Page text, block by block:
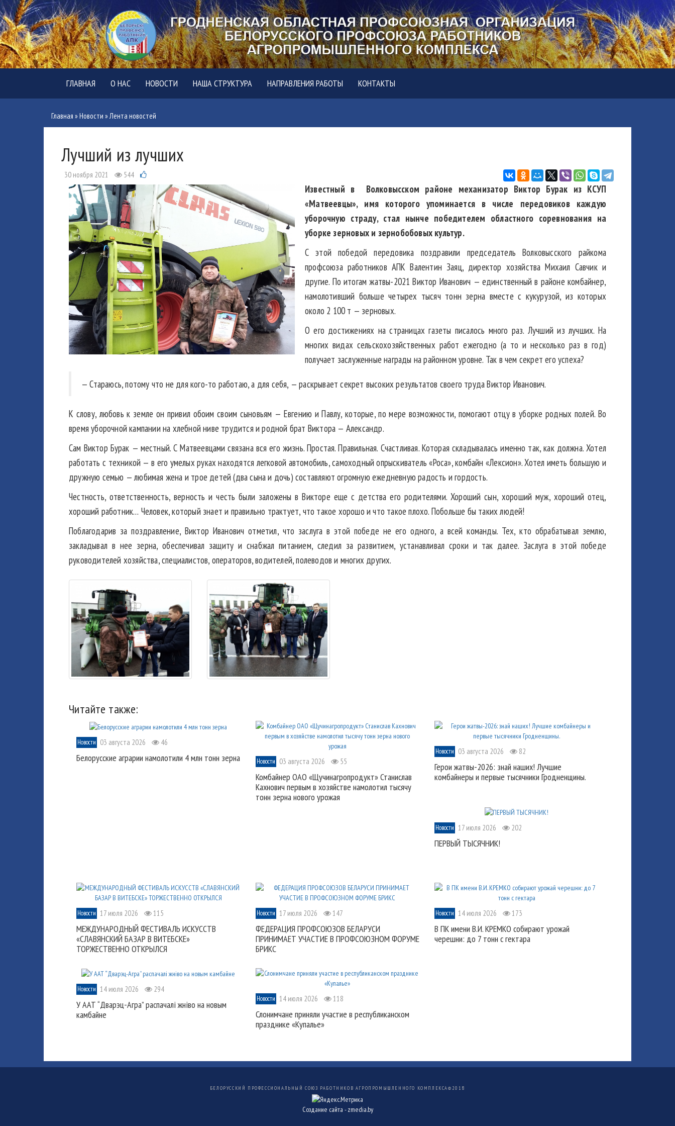
ГЛАВНАЯ О НАС НОВОСТИ НАША СТРУКТУРА НАПРАВЛЕНИЯ РАБОТЫ КОНТАКТЫ
Главная »Новости »Лента новостей
Лучший из лучших
30 ноября 2021 544
Известный в Волковысском районе механизатор Виктор Бурак из КСУП
«Матвеевцы», имя которого упоминается в числе передовиков каждую
уборочную страду, стал нынче победителем областного соревнования на
уборке зерновых и зернобобовых культур.
С этой победой передовика поздравили председатель Волковысского райкома
профсоюза работников АПК Валентин Заяц, директор хозяйства Михаил Савчик и
другие. По итогам жатвы-2021 Виктор Иванович — единственный в районе комбайнер,
намолотивший больше четырех тысяч тонн зерна вместе с кукурузой, из которых
около 2 100 т — зерновых.
О его достижениях на страницах газеты писалось много раз. Лучший из лучших. На
многих видах сельскохозяйственных работ ежегодно (а то и несколько раз в год)
получает заслуженные награды на районном уровне. Так в чем секрет его успеха?
— Стараюсь, потому что не для кого-то работаю, а для себя, — раскрывает секрет высоких результатов своего труда Виктор Иванович.
К слову, любовь к земле он привил обоим своим сыновьям — Евгению и Павлу, которые, по мере возможности, помогают отцу в уборке родных полей. Во
время уборочной кампании на хлебной ниве трудится и родной брат Виктора — Александр.
Сам Виктор Бурак — местный. С Матвеевцами связана вся его жизнь. Простая. Правильная. Счастливая. Которая складывалась именно так, как должна. Хотел
работать с техникой — в его умелых руках находятся легковой автомобиль, самоходный опрыскиватель «Роса», комбайн «Лексион». Хотел иметь большую и
дружную семью — любимая жена и трое детей (два сына и дочь) составляют огромную ежедневную радость и гордость.
Честность, ответственность, верность и честь были заложены в Викторе еще с детства его родителями. Хороший сын, хороший муж, хороший отец,
хороший работник… Человек, который знает и правильно трактует, что такое хорошо и что такое плохо. Побольше бы таких людей!
Поблагодарив за поздравление, Виктор Иванович отметил, что заслуга в этой победе не его одного, а всей команды. Тех, кто обрабатывал землю,
закладывал в нее зерна, обеспечивал защиту и снабжал питанием, следил за развитием, устанавливал сроки и так далее. Заслуга в этой победе
руководителей хозяйства, специалистов, операторов, водителей, полеводов и многих других.
Читайте также:
Новости 03 августа 2026 46
Белорусские аграрии намолотили 4 млн тонн зерна Новости 03 августа 2026 55
Комбайнер ОАО «Щучинагропродукт» Станислав
Кахнович первым в хозяйстве намолотил тысячу
тонн зерна нового урожая
Новости 03 августа 2026 82
Герои жатвы-2026: знай наших! Лучшие
комбайнеры и первые тысячники Гродненщины.
Новости 17 июля 2026 202
ПЕРВЫЙ ТЫСЯЧНИК!
Новости 17 июля 2026 115
МЕЖДУНАРОДНЫЙ ФЕСТИВАЛЬ ИСКУССТВ
«СЛАВЯНСКИЙ БАЗАР В ВИТЕБСКЕ»
ТОРЖЕСТВЕННО ОТКРЫЛСЯ
Новости 17 июля 2026 147
ФЕДЕРАЦИЯ ПРОФСОЮЗОВ БЕЛАРУСИ
ПРИНИМАЕТ УЧАСТИЕ В ПРОФСОЮЗНОМ ФОРУМЕ
БРИКС
Новости 14 июля 2026 173
В ПК имени В.И. КРЕМКО собирают урожай
черешни: до 7 тонн с гектара
Новости 14 июля 2026 294
У ААТ “Дварэц-Агра” распачалі жніво на новым
камбайне
Новости 14 июля 2026 118
Слонимчане приняли участие в республиканском
празднике «Купалье»
БЕЛОРУССКИЙ ПРОФЕССИОНАЛЬНЫЙ СОЮЗ РАБОТНИКОВ АГРОПРОМЫШЛЕННОГО КОМПЛЕКСА© 2018
Создание сайта -zmedia.by